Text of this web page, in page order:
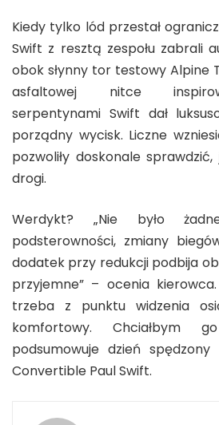
Kiedy tylko lód przestał
Swift z resztą zespołu zabrali
obok słynny tor testowy Alpine
asfaltowej nitce
serpentynami Swift dał
porządny wycisk. Liczne
pozwoliły doskonale
drogi.
Werdykt? „Nie było
podsterowności, zmiany
dodatek przy redukcji podbija
przyjemne” – ocenia
trzeba z punktu widzenia
komfortowy. Chciałbym
podsumowuje dzień
Convertible Paul Swift.